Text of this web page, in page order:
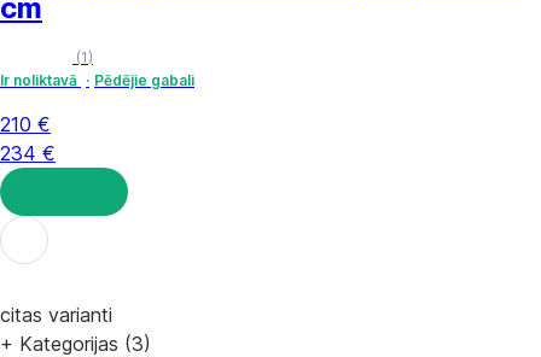
cm
(1 )
Ir noliktavā
Pēdējie gabali
210 €
234 €
LIKT GROZĀ
citas varianti
+ Kategorijas (3)